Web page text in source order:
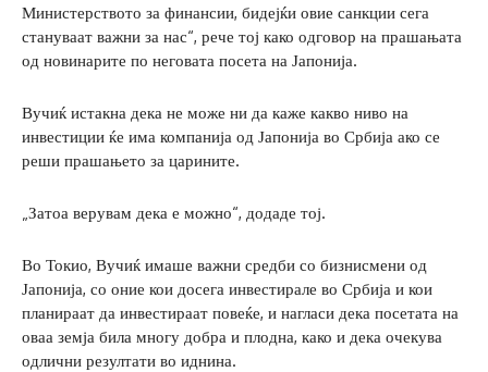
Министерството за финансии, бидејќи овие санкции сега
стануваат важни за нас“, рече тој како одговор на прашањата
од новинарите по неговата посета на Јапонија.
Вучиќ истакна дека не може ни да каже какво ниво на
инвестиции ќе има компанија од Јапонија во Србија ако се
реши прашањето за царините.
„Затоа верувам дека е можно“, додаде тој.
Во Токио, Вучиќ имаше важни средби со бизнисмени од
Јапонија, со оние кои досега инвестирале во Србија и кои
планираат да инвестираат повеќе, и нагласи дека посетата на
оваа земја била многу добра и плодна, како и дека очекува
одлични резултати во иднина.